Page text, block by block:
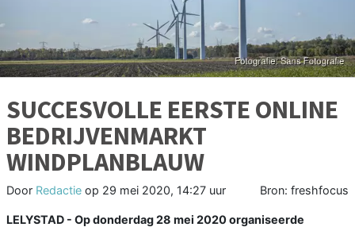
SUCCESVOLLE EERSTE ONLINE
BEDRIJVENMARKT
WINDPLANBLAUW
Door Redactie op 29 mei 2020, 14:27 uur Bron: freshfocus
LELYSTAD - Op donderdag 28 mei 2020 organiseerde